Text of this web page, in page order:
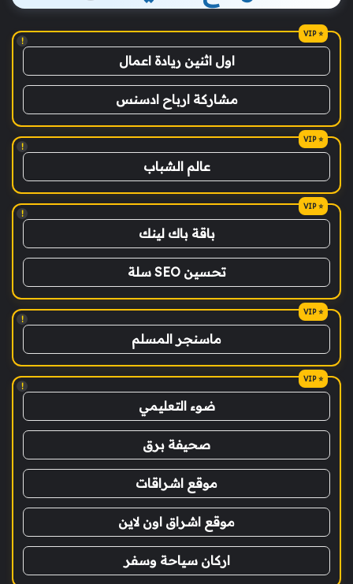
!
اول اثنين ريادة اعمال
مشاركة ارباح ادسنس
!
عالم الشباب
!
باقة باك لينك
تحسين SEO سلة
!
ماسنجر المسلم
!
ضوء التعليمي
صحيفة برق
موقع اشراقات
موقع اشراق اون لاين
اركان سياحة وسفر